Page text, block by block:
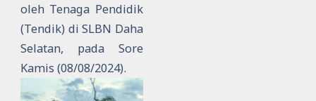
oleh Tenaga Pendidik
(Tendik) di SLBN Daha
Selatan, pada Sore
Kamis (08/08/2024).